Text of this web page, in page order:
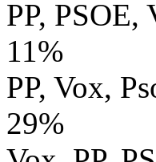
PP, PSOE,
11%
PP, Vox,
29%